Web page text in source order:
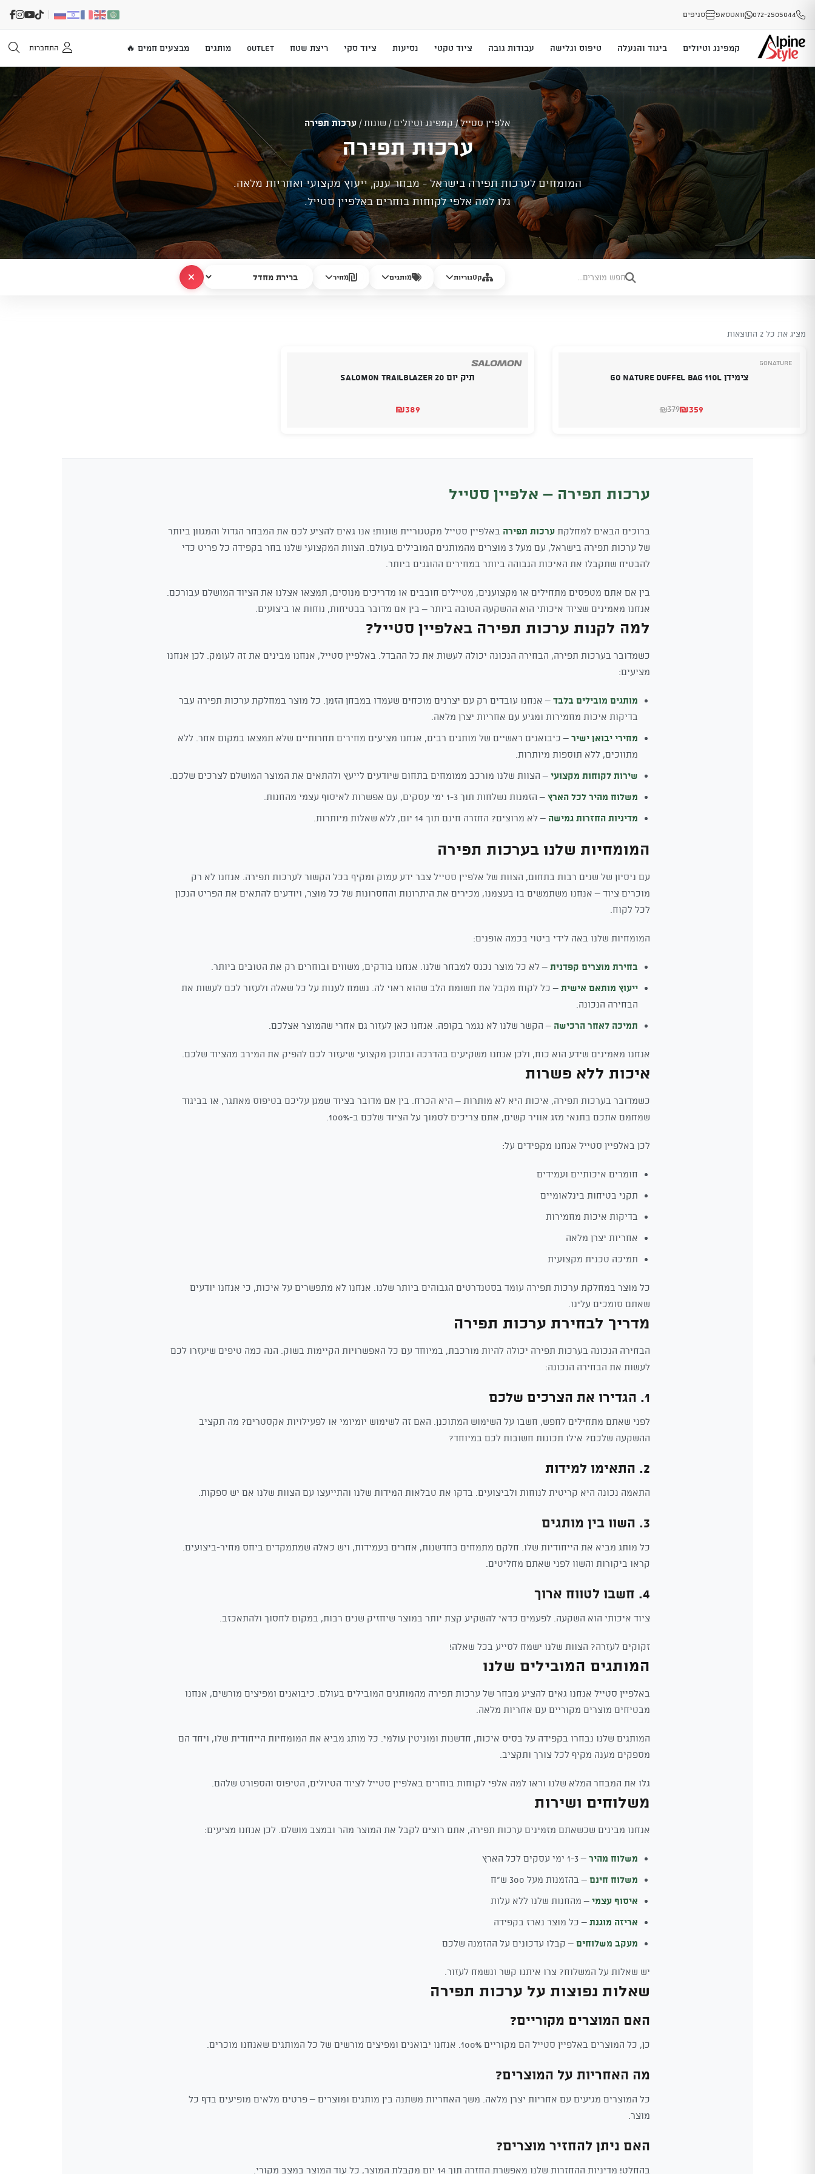
072-2505044 וואטסאפ סניפים
קמפינג וטיולים ביגוד והנעלה טיפוס וגלישה עבודות גובה ציוד טקטי נסיעות ציוד סקי ריצת שטח OUTLET מותגים מבצעים חמים 🔥 התחברות
אלפיין סטייל/ קמפינג וטיולים/ שונות / ערכות תפירה
ערכות תפירה
המומחים לערכות תפירה בישראל - מבחר ענק, ייעוץ מקצועי ואחריות מלאה.
גלו למה אלפי לקוחות בוחרים באלפיין סטייל.
קטגוריות מותגים מחיר נקה הכל
מציג את כל 2 התוצאות
GoNature
צימידן Go Nature Duffel Bag 110L
₪379
המחיר₪359
המחיר
תיק יום SALOMON TRAILBLAZER 20
₪389
ערכות תפירה – אלפיין סטייל
ברוכים הבאים למחלקת ערכות תפירה באלפיין סטייל מקטגוריית שונות! אנו גאים להציע לכם את המבחר הגדול והמגוון ביותר
של ערכות תפירה בישראל, עם מעל 3 מוצרים מהמותגים המובילים בעולם. הצוות המקצועי שלנו בחר בקפידה כל פריט כדי
להבטיח שתקבלו את האיכות הגבוהה ביותר במחירים ההוגנים ביותר.
בין אם אתם מטפסים מתחילים או מקצוענים, מטיילים חובבים או מדריכים מנוסים, תמצאו אצלנו את הציוד המושלם עבורכם.
אנחנו מאמינים שציוד איכותי הוא ההשקעה הטובה ביותר – בין אם מדובר בבטיחות, נוחות או ביצועים.
למה לקנות ערכות תפירה באלפיין סטייל?
כשמדובר בערכות תפירה, הבחירה הנכונה יכולה לעשות את כל ההבדל. באלפיין סטייל, אנחנו מבינים את זה לעומק. לכן אנחנו
מציעים:
מותגים מובילים בלבד – אנחנו עובדים רק עם יצרנים מוכחים שעמדו במבחן הזמן. כל מוצר במחלקת ערכות תפירה עבר
בדיקות איכות מחמירות ומגיע עם אחריות יצרן מלאה.
מחירי יבואן ישיר – כיבואנים ראשיים של מותגים רבים, אנחנו מציעים מחירים תחרותיים שלא תמצאו במקום אחר. ללא
מתווכים, ללא תוספות מיותרות.
שירות לקוחות מקצועי – הצוות שלנו מורכב ממומחים בתחום שיודעים לייעץ ולהתאים את המוצר המושלם לצרכים שלכם.
משלוח מהיר לכל הארץ – הזמנות נשלחות תוך 1-3 ימי עסקים, עם אפשרות לאיסוף עצמי מהחנות.
מדיניות החזרות גמישה – לא מרוצים? החזרה חינם תוך 14 יום, ללא שאלות מיותרות.
המומחיות שלנו בערכות תפירה
עם ניסיון של שנים רבות בתחום, הצוות של אלפיין סטייל צבר ידע עמוק ומקיף בכל הקשור לערכות תפירה. אנחנו לא רק
מוכרים ציוד – אנחנו משתמשים בו בעצמנו, מכירים את היתרונות והחסרונות של כל מוצר, ויודעים להתאים את הפריט הנכון
לכל לקוח.
המומחיות שלנו באה לידי ביטוי בכמה אופנים:
בחירת מוצרים קפדנית – לא כל מוצר נכנס למבחר שלנו. אנחנו בודקים, משווים ובוחרים רק את הטובים ביותר.
ייעוץ מותאם אישית – כל לקוח מקבל את תשומת הלב שהוא ראוי לה. נשמח לענות על כל שאלה ולעזור לכם לעשות את
הבחירה הנכונה.
תמיכה לאחר הרכישה – הקשר שלנו לא נגמר בקופה. אנחנו כאן לעזור גם אחרי שהמוצר אצלכם.
אנחנו מאמינים שידע הוא כוח, ולכן אנחנו משקיעים בהדרכה ובתוכן מקצועי שיעזור לכם להפיק את המירב מהציוד שלכם.
איכות ללא פשרות
כשמדובר בערכות תפירה, איכות היא לא מותרות – היא הכרח. בין אם מדובר בציוד שמגן עליכם בטיפוס מאתגר, או בביגוד
שמחמם אתכם בתנאי מזג אוויר קשים, אתם צריכים לסמוך על הציוד שלכם ב-100%.
לכן באלפיין סטייל אנחנו מקפידים על:
חומרים איכותיים ועמידים
תקני בטיחות בינלאומיים
בדיקות איכות מחמירות
אחריות יצרן מלאה
תמיכה טכנית מקצועית
כל מוצר במחלקת ערכות תפירה עומד בסטנדרטים הגבוהים ביותר שלנו. אנחנו לא מתפשרים על איכות, כי אנחנו יודעים
שאתם סומכים עלינו.
מדריך לבחירת ערכות תפירה
הבחירה הנכונה בערכות תפירה יכולה להיות מורכבת, במיוחד עם כל האפשרויות הקיימות בשוק. הנה כמה טיפים שיעזרו לכם
לעשות את הבחירה הנכונה:
1. הגדירו את הצרכים שלכם
לפני שאתם מתחילים לחפש, חשבו על השימוש המתוכנן. האם זה לשימוש יומיומי או לפעילויות אקסטרים? מה תקציב
ההשקעה שלכם? אילו תכונות חשובות לכם במיוחד?
2. התאימו למידות
התאמה נכונה היא קריטית לנוחות ולביצועים. בדקו את טבלאות המידות שלנו והתייעצו עם הצוות שלנו אם יש ספקות.
3. השוו בין מותגים
כל מותג מביא את הייחודיות שלו. חלקם מתמחים בחדשנות, אחרים בעמידות, ויש כאלה שמתמקדים ביחס מחיר-ביצועים.
קראו ביקורות והשוו לפני שאתם מחליטים.
4. חשבו לטווח ארוך
ציוד איכותי הוא השקעה. לפעמים כדאי להשקיע קצת יותר במוצר שיחזיק שנים רבות, במקום לחסוך ולהתאכזב.
זקוקים לעזרה? הצוות שלנו ישמח לסייע בכל שאלה!
המותגים המובילים שלנו
באלפיין סטייל אנחנו גאים להציע מבחר של ערכות תפירה מהמותגים המובילים בעולם. כיבואנים ומפיצים מורשים, אנחנו
מבטיחים מוצרים מקוריים עם אחריות מלאה.
המותגים שלנו נבחרו בקפידה על בסיס איכות, חדשנות ומוניטין עולמי. כל מותג מביא את המומחיות הייחודית שלו, ויחד הם
מספקים מענה מקיף לכל צורך ותקציב.
גלו את המבחר המלא שלנו וראו למה אלפי לקוחות בוחרים באלפיין סטייל לציוד הטיולים, הטיפוס והספורט שלהם.
משלוחים ושירות
אנחנו מבינים שכשאתם מזמינים ערכות תפירה, אתם רוצים לקבל את המוצר מהר ובמצב מושלם. לכן אנחנו מציעים:
משלוח מהיר – 1-3 ימי עסקים לכל הארץ
משלוח חינם – בהזמנות מעל 300 ש"ח
איסוף עצמי – מהחנות שלנו ללא עלות
אריזה מוגנת – כל מוצר נארז בקפידה
מעקב משלוחים – קבלו עדכונים על ההזמנה שלכם
יש שאלות על המשלוח? צרו איתנו קשר ונשמח לעזור.
שאלות נפוצות על ערכות תפירה
האם המוצרים מקוריים?
כן, כל המוצרים באלפיין סטייל הם מקוריים 100%. אנחנו יבואנים ומפיצים מורשים של כל המותגים שאנחנו מוכרים.
מה האחריות על המוצרים?
כל המוצרים מגיעים עם אחריות יצרן מלאה. משך האחריות משתנה בין מותגים ומוצרים – פרטים מלאים מופיעים בדף כל
מוצר.
האם ניתן להחזיר מוצרים?
בהחלט! מדיניות ההחזרות שלנו מאפשרת החזרה תוך 14 יום מקבלת המוצר, כל עוד המוצר במצב מקורי.